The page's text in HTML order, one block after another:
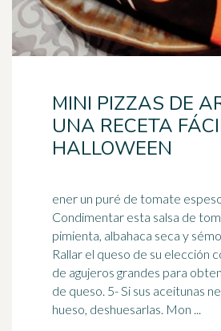
MINI PIZZAS DE
UNA RECETA
HALLOWEEN
ener un puré de tomate espeso.
Condimentar esta salsa de
pimienta, albahaca seca y
Rallar el queso de su elección
de agujeros grandes para
de queso. 5- Si sus aceitunas negras no tienen
hueso, deshuesarlas. Mon ...